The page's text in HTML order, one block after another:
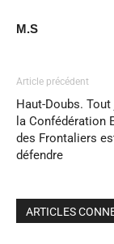
M.S
Article précédent
Haut-Doubs.
la Confédération
des Frontaliers
défendre
ARTICLES